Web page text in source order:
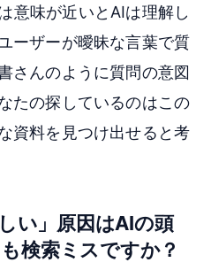
意味が近いとAIは理解し
ーザーが曖昧な言葉で質
さんのように質問の意図
たの探しているのはこの
資料を見つけ出せると考
い」原因はAIの頭
検索ミスですか？